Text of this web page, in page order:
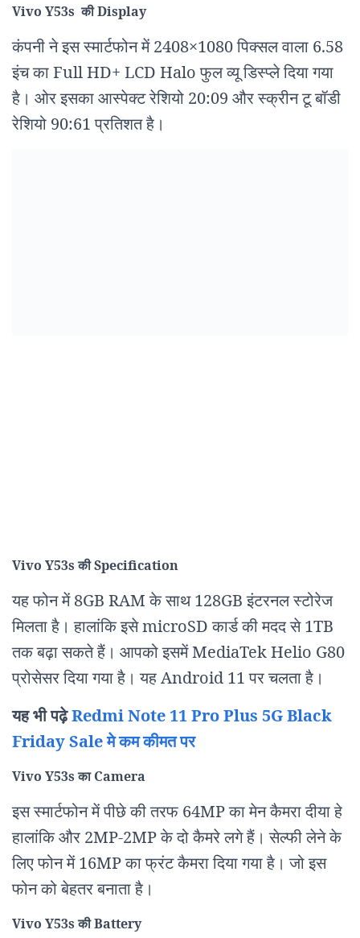
Vivo Y53s की Display
कंपनी ने इस स्मार्टफोन में 2408×1080 पिक्सल वाला 6.58
इंच का Full HD+ LCD Halo फुल व्यू डिस्प्ले दिया गया
है। ओर इसका आस्पेक्ट रेशियो 20:09 और स्क्रीन टू बॉडी
रेशियो 90:61 प्रतिशत है।
Vivo Y53sकीSpecification
यह फोन में 8GB RAM के साथ 128GB इंटरनल स्टोरेज
मिलता है। हालांकि इसे microSD कार्ड की मदद से 1TB
तक बढ़ा सकते हैं। आपको इसमें MediaTek Helio G80
प्रोसेसर दिया गया है। यह Android 11 पर चलता है।
यह भी पढ़ेRedmi Note 11 Pro Plus 5G Black
Friday Sale मे कम कीमत पर
Vivo Y53sका Camera
इस स्मार्टफोन में पीछे की तरफ 64MP का मेन कैमरा दीया हे
हालांकि और 2MP-2MP के दो कैमरे लगे हैं। सेल्फी लेने के
लिए फोन में 16MP का फ्रंट कैमरा दिया गया है। जो इस
फोन को बेहतर बनाता है।
Vivo Y53sकीBattery